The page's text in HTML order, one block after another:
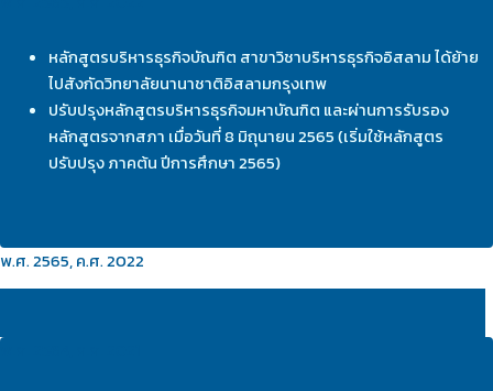
หลักสูตรบริหารธุรกิจบัณฑิต สาขาวิชาบริหารธุรกิจอิสลาม ได้ย้าย
ไปสังกัดวิทยาลัยนานาชาติอิสลามกรุงเทพ
ปรับปรุงหลักสูตรบริหารธุรกิจมหาบัณฑิต และผ่านการรับรอง
หลักสูตรจากสภา เมื่อวันที่ 8 มิถุนายน 2565 (เริ่มใช้หลักสูตร
ปรับปรุง ภาคต้น ปีการศึกษา 2565)
พ.ศ. 2565, ค.ศ. 2022